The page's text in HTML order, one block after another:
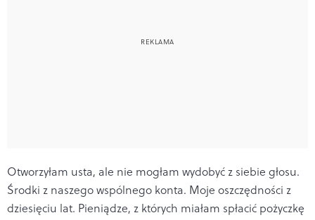
Otworzyłam usta, ale nie mogłam wydobyć z siebie głosu.
Środki z naszego wspólnego konta. Moje oszczędności z
dziesięciu lat. Pieniądze, z których miałam spłacić pożyczkę